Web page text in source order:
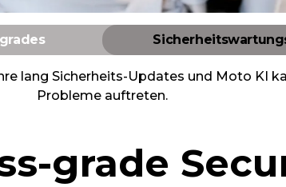
lang Sicherheits-Updates und Moto KI
Probleme auftreten.
grade